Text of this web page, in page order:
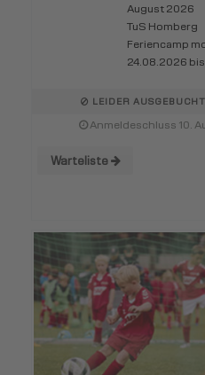
August 2026
TuS Homberg
Feriencamp
24.08.2026
LEIDER
Anmeldeschluss 10.
Warteliste